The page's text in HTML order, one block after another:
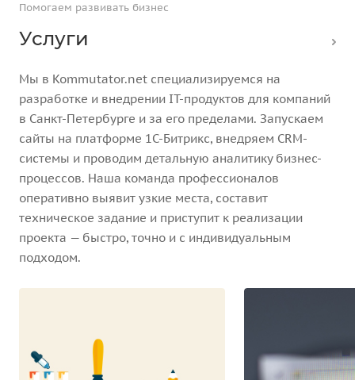
Помогаем развивать бизнес
Услуги
Мы в Kommutator.net специализируемся на
разработке и внедрении IT-продуктов для компаний
в Санкт-Петербурге и за его пределами. Запускаем
сайты на платформе 1С-Битрикс, внедряем CRM-
системы и проводим детальную аналитику бизнес-
процессов. Наша команда профессионалов
оперативно выявит узкие места, составит
техническое задание и приступит к реализации
проекта — быстро, точно и с индивидуальным
подходом.